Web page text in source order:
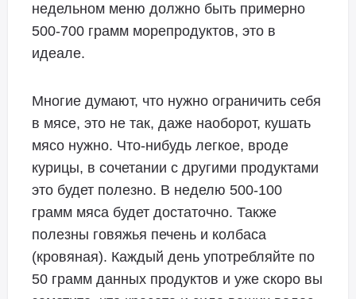
недельном меню должно быть примерно
500-700 грамм морепродуктов, это в
идеале.
Многие думают, что нужно ограничить себя
в мясе, это не так, даже наоборот, кушать
мясо нужно. Что-нибудь легкое, вроде
курицы, в сочетании с другими продуктами
это будет полезно. В неделю 500-100
грамм мяса будет достаточно. Также
полезны говяжья печень и колбаса
(кровяная). Каждый день употребляйте по
50 грамм данных продуктов и уже скоро вы